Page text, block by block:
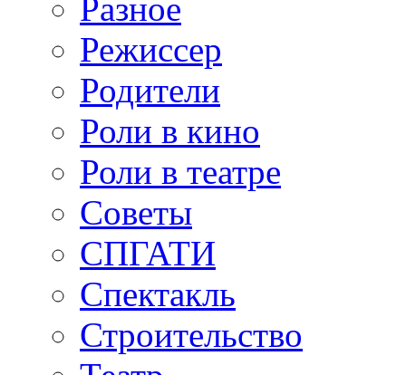
Разное
Режиссер
Родители
Роли в кино
Роли в театре
Советы
СПГАТИ
Спектакль
Строительство